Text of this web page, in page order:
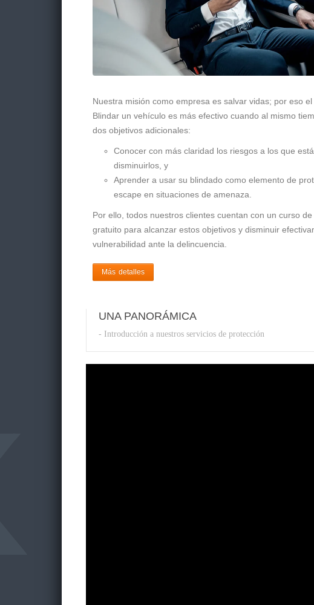
Nuestra misión como empresa es salvar vidas; por eso el
Blindar un vehículo es más efectivo cuando al mismo
dos objetivos adicionales:
Conocer con más claridad los riesgos a los que
disminuirlos, y
Aprender a usar su blindado como elemento de
escape en situaciones de amenaza.
Por ello, todos nuestros clientes cuentan con un curso
gratuito para alcanzar estos objetivos y disminuir
vulnerabilidad ante la delincuencia.
Más detalles
UNA PANORÁMICA
- Introducción a nuestros servicios de protección